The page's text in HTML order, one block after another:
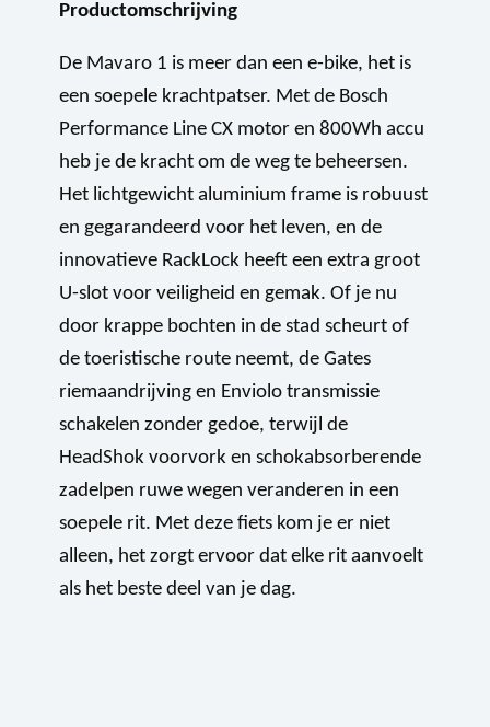
Productomschrijving
De Mavaro 1 is meer dan een e-bike, het is
een soepele krachtpatser. Met de Bosch
Performance Line CX motor en 800Wh accu
heb je de kracht om de weg te beheersen.
Het lichtgewicht aluminium frame is robuust
en gegarandeerd voor het leven, en de
innovatieve RackLock heeft een extra groot
U-slot voor veiligheid en gemak. Of je nu
door krappe bochten in de stad scheurt of
de toeristische route neemt, de Gates
riemaandrijving en Enviolo transmissie
schakelen zonder gedoe, terwijl de
HeadShok voorvork en schokabsorberende
zadelpen ruwe wegen veranderen in een
soepele rit. Met deze fiets kom je er niet
alleen, het zorgt ervoor dat elke rit aanvoelt
als het beste deel van je dag.